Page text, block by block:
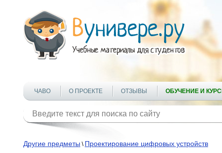
ЧАВО О ПРОЕКТЕ ОТЗЫВЫ ОБУЧЕНИЕ И
Другие предметы \ Проектирование цифровых устройств